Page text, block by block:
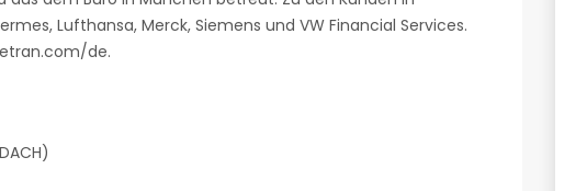
Lufthansa, Merck, Siemens und VW Financial Services.
de.